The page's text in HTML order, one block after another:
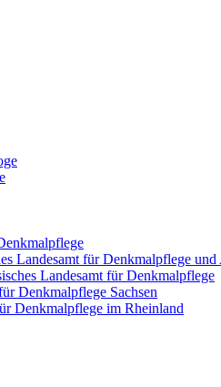
Landesamt für Denkmalpflege
Landesamt für Denkmalpflege
Denkmalpflege Sachsen
Denkmalpflege im Rheinland